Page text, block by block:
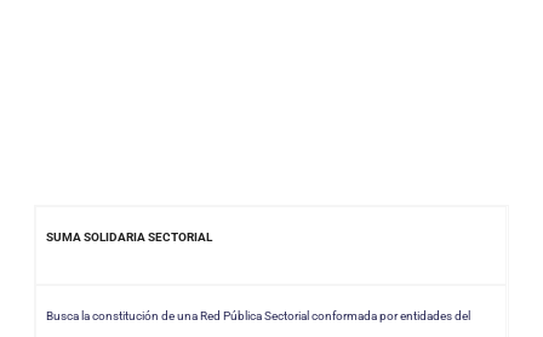
SUMA SOLIDARIA SECTORIAL
Busca la constitución de una Red Pública Sectorial conformada por entidades del